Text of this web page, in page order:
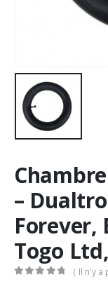
–
Forever,
Togo
( Il n’y